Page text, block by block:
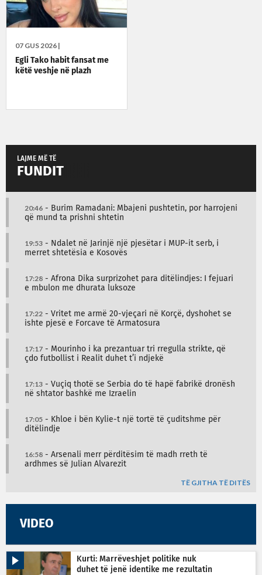
07 GUS 2026 |
Egli Tako habit fansat me
këtë veshje në plazh
LAJME MË TË
FUNDIT
20:46 - Burim Ramadani: Mbajeni pushtetin, por harrojeni
që mund ta prishni shtetin
19:53 - Ndalet në Jarinjë një pjesëtar i MUP-it serb, i
merret shtetësia e Kosovës
17:28 - Afrona Dika surprizohet para ditëlindjes: I fejuari
e mbulon me dhurata luksoze
17:22 - Vritet me armë 20-vjeçari në Korçë, dyshohet se
ishte pjesë e Forcave të Armatosura
17:17 - Mourinho i ka prezantuar tri rregulla strikte, që
çdo futbollist i Realit duhet t’i ndjekë
17:13 - Vuçiq thotë se Serbia do të hapë fabrikë dronësh
në shtator bashkë me Izraelin
17:05 - Khloe i bën Kylie-t një tortë të çuditshme për
ditëlindje
16:58 - Arsenali merr përditësim të madh rreth të
ardhmes së Julian Alvarezit
TË GJITHA TË DITËS
VIDEO
Kurti: Marrëveshjet politike nuk
duhet të jenë identike me rezultatin